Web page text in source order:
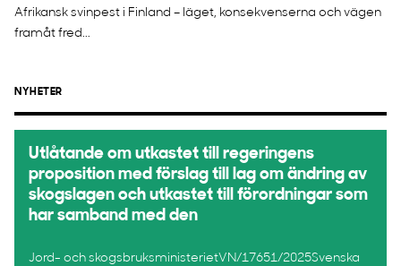
Afrikansk svinpest i Finland – läget, konsekvenserna och vägen
framåt fred...
NYHETER
Utlåtande om utkastet till regeringens
proposition med förslag till lag om ändring av
skogslagen och utkastet till förordningar som
har samband med den
Jord- och skogsbruksministerietVN/17651/2025Svenska